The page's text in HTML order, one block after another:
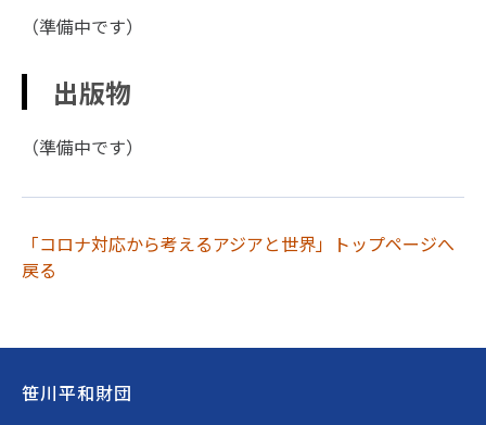
（準備中です）
出版物
（準備中です）
「コロナ対応から考えるアジアと世界」トップページへ
戻る
Footer
笹川平和財団